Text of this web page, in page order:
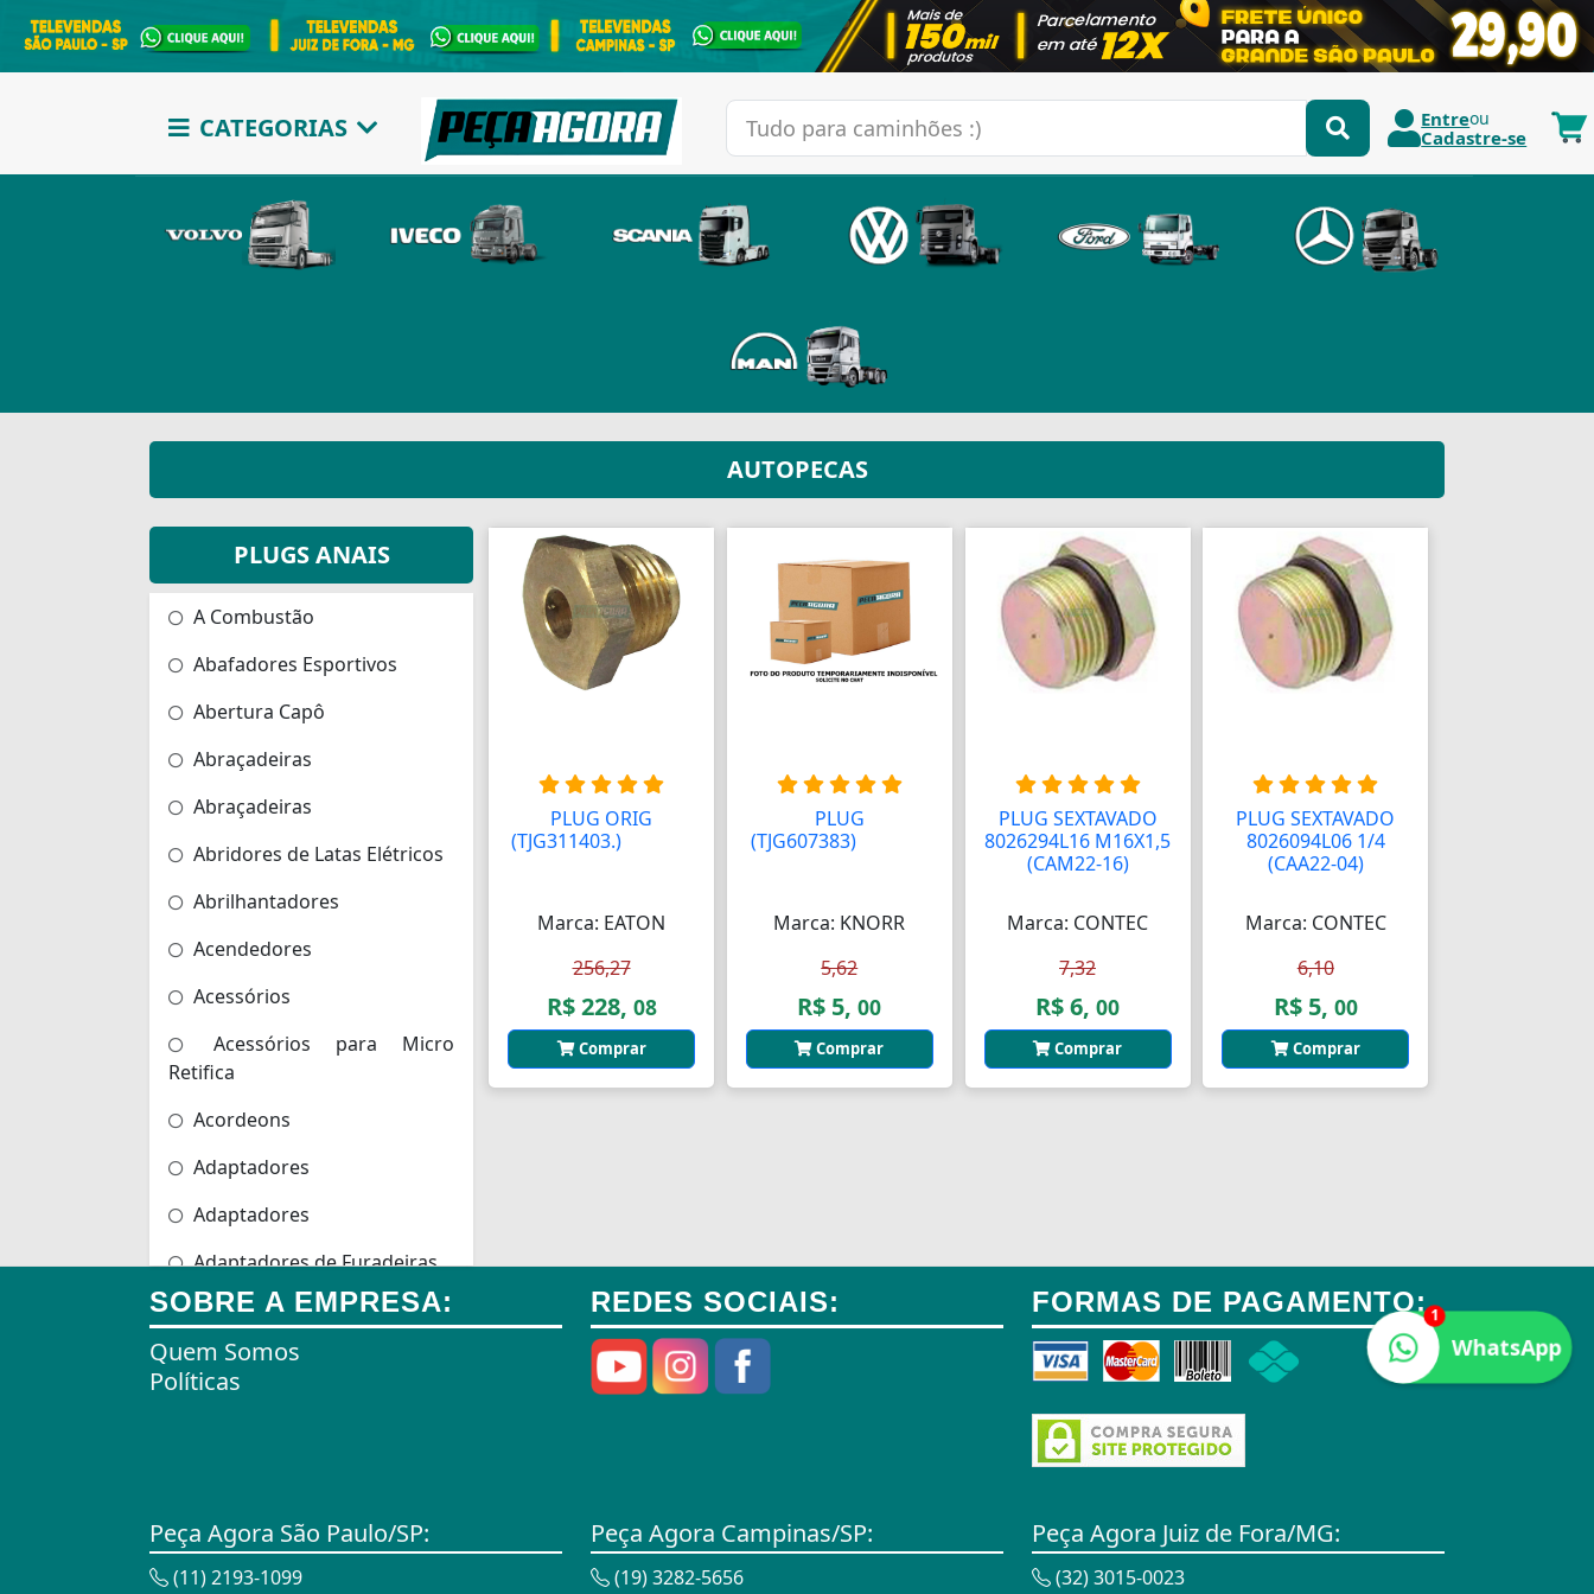
1
WhatsApp
CATEGORIAS Entreou
Cadastre-se
AUTOPECAS
PLUGS ANAIS
A Combustão
Abafadores Esportivos
Abertura Capô
Abraçadeiras
Abraçadeiras
Abridores de Latas Elétricos
Abrilhantadores
Acendedores
Acessórios
Acessórios para Micro
Retifica
Acordeons
Adaptadores
Adaptadores
Adaptadores de Furadeiras
Adaptadores de Scanners
Adaptadores de Tomadas
Airbag
PLUG ORIG
(TJG311403.)AAAAAA
Marca: EATON
256,27
R$ 228, 08
Comprar
PLUG
(TJG607383)
Marca: KNORR
5,62
R$ 5,00
Comprar
PLUG SEXTAVADO
8026294L16 M16X1,5
(CAM22-16)
Marca: CONTEC
7,32
R$ 6, 00
Comprar
PLUG SEXTAVADO
8026094L06 1/4
(CAA22-04)
Marca: CONTEC
6,10
R$ 5, 00
Comprar
SOBRE A EMPRESA:
Quem Somos
Políticas
REDES SOCIAIS: FORMAS DE PAGAMENTO:
Peça Agora São Paulo/SP:
(11) 2193-1099
Peça Agora Campinas/SP:
(19) 3282-5656
Peça Agora Juiz de Fora/MG:
(32) 3015-0023